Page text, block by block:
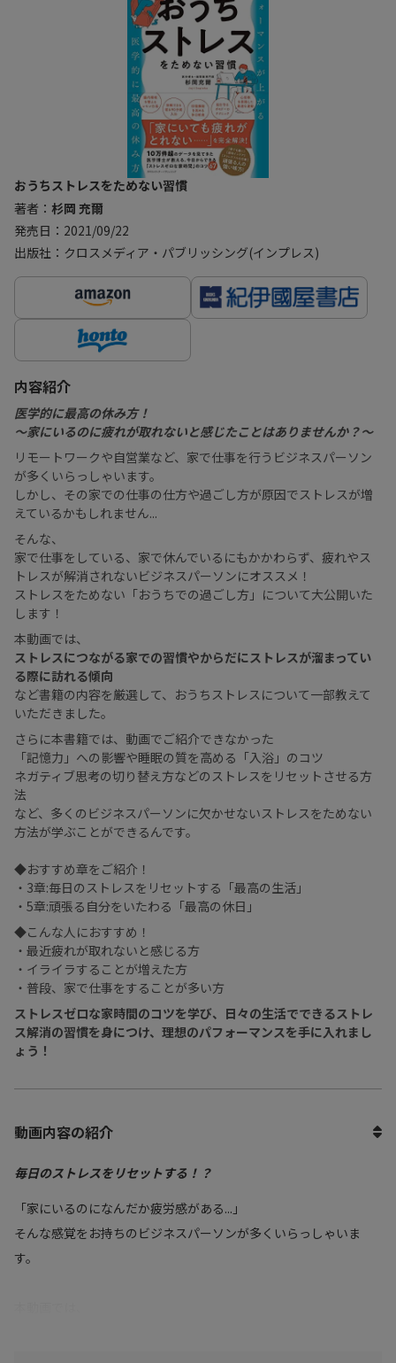
おうちストレスをためない習慣
著者： 杉岡 充爾
発売日：2021/09/22
出版社：クロスメディア・パブリッシング(インプレス)
内容紹介
医学的に最高の休み方！
〜家にいるのに疲れが取れないと感じたことはありませんか？〜
リモートワークや自営業など、家で仕事を行うビジネスパーソン
が多くいらっしゃいます。
しかし、その家での仕事の仕方や過ごし方が原因でストレスが増
えているかもしれません...
そんな、
家で仕事をしている、家で休んでいるにもかかわらず、疲れやス
トレスが解消されないビジネスパーソンにオススメ！
ストレスをためない「おうちでの過ごし方」について大公開いた
します！
本動画では、
ストレスにつながる家での習慣やからだにストレスが溜まってい
る際に訪れる傾向
など書籍の内容を厳選して、おうちストレスについて一部教えて
いただきました。
さらに本書籍では、動画でご紹介できなかった
「記憶力」への影響や睡眠の質を高める「入浴」のコツ
ネガティブ思考の切り替え方などのストレスをリセットさせる方
法
など、多くのビジネスパーソンに欠かせないストレスをためない
方法が学ぶことができるんです。
◆おすすめ章をご紹介！
・3章:毎日のストレスをリセットする「最高の生活」
・5章:頑張る自分をいたわる「最高の休日」
◆こんな人におすすめ！
・最近疲れが取れないと感じる方
・イライラすることが増えた方
・普段、家で仕事をすることが多い方
ストレスゼロな家時間のコツを学び、日々の生活でできるストレ
ス解消の習慣を身につけ、理想のパフォーマンスを手に入れまし
ょう！
動画内容の紹介
毎日のストレスをリセットする！？
「家にいるのになんだか疲労感がある...」
そんな感覚をお持ちのビジネスパーソンが多くいらっしゃいま
す。